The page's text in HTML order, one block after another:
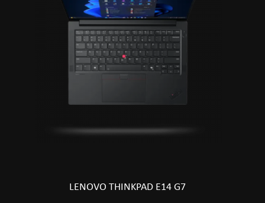
LENOVO THINKPAD E14 G7